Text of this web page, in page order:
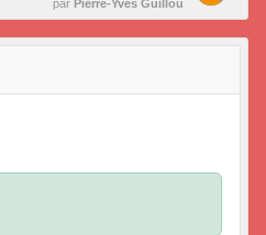
par Pierre-Yves Guillou